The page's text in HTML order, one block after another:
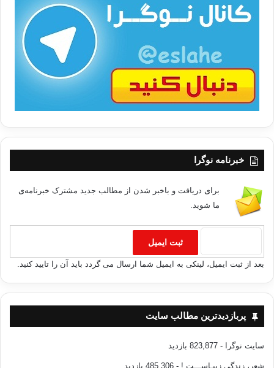
خبرنامه نوگرا
برای دریافت و باخبر شدن از مطالب جدید مشترک خبرنامه‌ی
ما شوید.
بعد از ثبت ایمیل، لینکی به ایمیل شما ارسال می گردد باید آن را تایید کنید.
پربازدیدترین مطالب سایت
سایت نوگرا - 823,877 بازدید
شعر، زندگی زیبـاســـت ! - 485,306 بازدید